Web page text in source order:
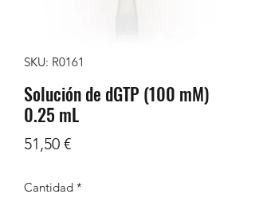
SKU: R0161
Solución de dGTP (100 mM)
0.25 mL
51,50 €Precio
Cantidad *